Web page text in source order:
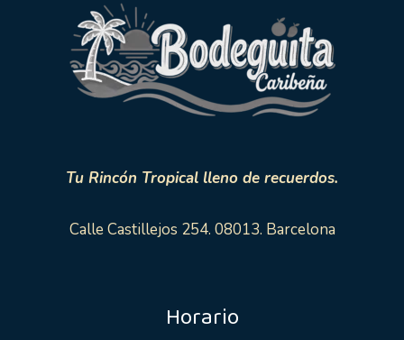
Tu Rincón Tropical lleno de recuerdos.
Calle Castillejos 254. 08013. Barcelona
Horario